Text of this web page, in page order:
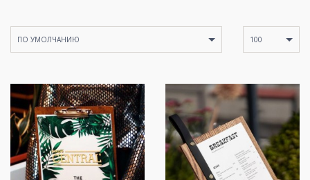
ПО УМОЛЧАНИЮ 100